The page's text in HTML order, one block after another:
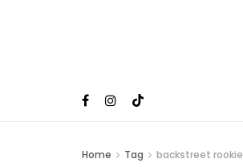
Home Tag backstreet rookie